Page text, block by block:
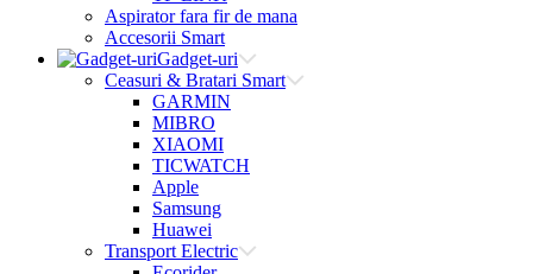
Aspirator fara fir de mana
Accesorii Smart
Gadget-uri
Ceasuri & Bratari Smart
GARMIN
MIBRO
XIAOMI
TICWATCH
Apple
Samsung
Huawei
Transport Electric